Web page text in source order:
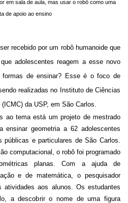
em sala de aula, mas usar o robô como uma
de apoio ao ensino
recebido por um robô humanoide que
adolescentes reagem a esse novo
de ensinar? Esse é o foco de
realizadas no Instituto de Ciências
da USP, em São Carlos.
ao tema está um projeto de mestrado
ensinar geometria a 62 adolescentes
e particulares de São Carlos.
computacional, o robô foi programado
planas. Com a ajuda de
e de matemática, o pesquisador
atividades aos alunos. Os estudantes
a descobrir o nome de uma figura